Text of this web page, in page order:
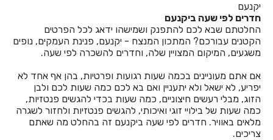
חדרים לפי שעה באומץ
חדרים לפי שעה באופקים
חדרים לפי שעה באור יהודה
חדרים לפי שעה באור עקיבא
חדרים לפי שעה באחיהוד
יקנעם
חדרים לפי שעה ביקנעם
החלטתם שבא לכם להתפנק ושמישהו ידאג לכל הפרטים
הקטנים עבורכם? המתכון המנצח - יקנעם, פנינת העמקים, נופים
משגעים, המיקום המצויין שלה, וחדרים להשכרה לפי שעה.
אם אתם מעוניינים בכמה שעות רגועות ופרטיות, בהן אף אחד לא
יפריע, לא ישאל ולא יתעניין ואם בא לכם כמה שעות לכם ולבן
הזוג, מבלי רעשים חיצוניים, כמה שעות בכדי להגשים פנטזיות,
כמה שעות של בילויי זוגי ואיכותי, להגשים פנטזיות ולחזור לשגרה
מלאים באוויר. חדרים לפי שעה ביקנעם זה בהחלט מה שאתם
צריכים.